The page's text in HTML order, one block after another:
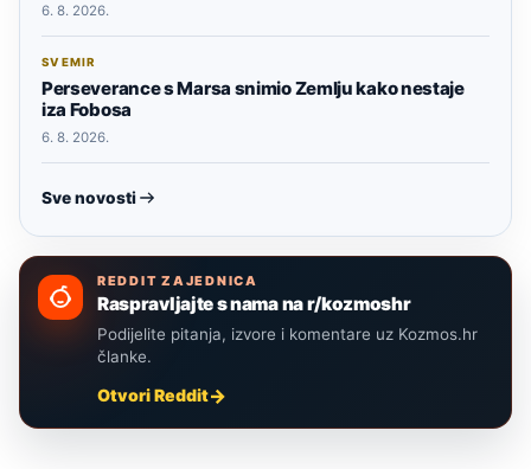
6. 8. 2026.
SVEMIR
Perseverance s Marsa snimio Zemlju kako nestaje
iza Fobosa
6. 8. 2026.
Sve novosti
REDDIT ZAJEDNICA
Raspravljajte s nama na r/kozmoshr
Podijelite pitanja, izvore i komentare uz Kozmos.hr
članke.
Otvori Reddit